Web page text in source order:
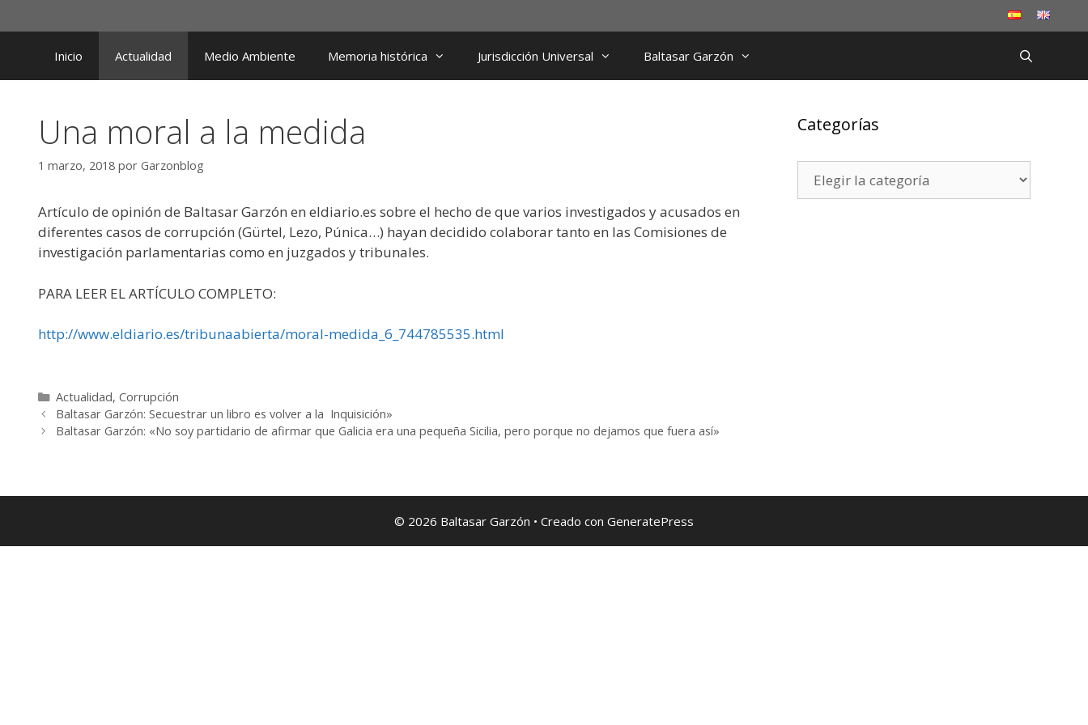
al
contenidoInicio Actualidad Medio Ambiente Memoria histórica Jurisdicción Universal Baltasar Garzón
Una moral a la medida
1 marzo, 2018 por Garzonblog
Artículo de opinión de Baltasar Garzón en eldiario.es sobre el hecho de que varios investigados y acusados en
diferentes casos de corrupción (Gürtel, Lezo, Púnica…) hayan decidido colaborar tanto en las Comisiones de
investigación parlamentarias como en juzgados y tribunales.
PARA LEER EL ARTÍCULO COMPLETO:
http://www.eldiario.es/tribunaabierta/moral-medida_6_744785535.html
Categorías
Actualidad, Corrupción
Baltasar Garzón: Secuestrar un libro es volver a la Inquisición»
Baltasar Garzón: «No soy partidario de afirmar que Galicia era una pequeña Sicilia, pero porque no dejamos que fuera así»
Categorías
© 2026 Baltasar Garzón • Creado con GeneratePress